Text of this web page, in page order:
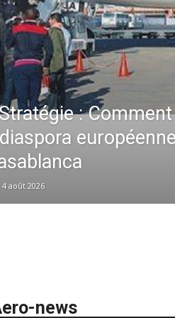
Stratégique à
Directrice
24 juillet 2026
news